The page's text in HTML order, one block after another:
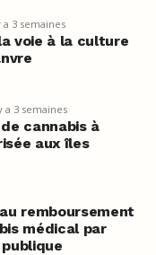
a 3 semaines
voie à la culture
a 3 semaines
cannabis à
aux îles
remboursement
médical par